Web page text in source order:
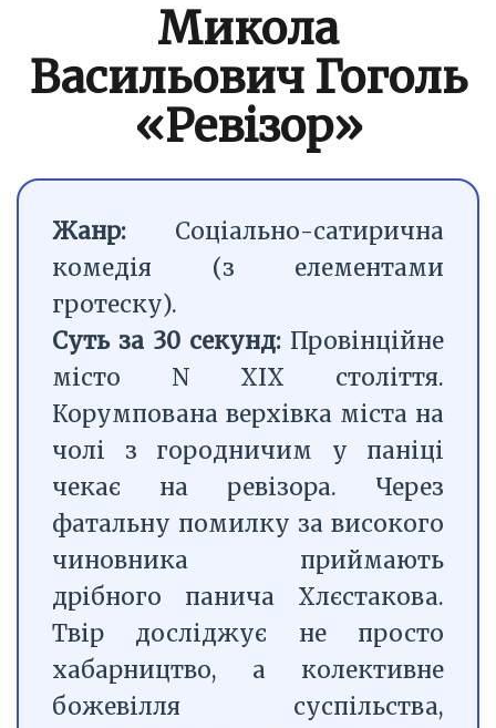
Микола
Васильович Гоголь
«Ревізор»
Жанр: Соціально-сатирична
комедія (з елементами
гротеску).
Суть за 30 секунд: Провінційне
місто N ХІХ століття.
Корумпована верхівка міста на
чолі з городничим у паніці
чекає на ревізора. Через
фатальну помилку за високого
чиновника приймають
дрібного панича Хлєстакова.
Твір досліджує не просто
хабарництво, а колективне
божевілля суспільства,